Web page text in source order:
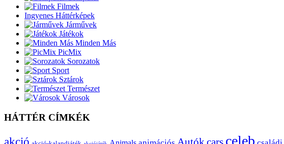
Filmek
Ingyenes Háttérképek
Járművek
Játékok
Minden Más
PicMix
Sorozatok
Sport
Sztárok
Természet
Városok
HÁTTÉR CÍMKÉK
celeb